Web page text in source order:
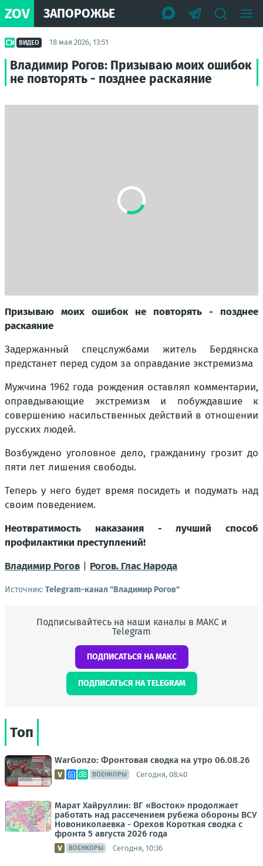
ZOV ЗАПОРОЖЬЕ
ВИДЕО 18 мая 2026, 13:51
Владимир Рогов: Призываю моих ошибок
не повторять - позднее раскаяние
Призываю моих ошибок не повторять - позднее
раскаяние
Задержанный спецслужбами житель Бердянска
предстанет перед судом за оправдание экстремизма
Мужчина 1962 года рождения оставлял комментарии,
оправдывающие экстремизм и побуждавшие к
совершению насильственных действий в отношении
русских людей.
Возбуждено уголовное дело, гражданину грозит до
пяти лет лишения свободы.
Теперь у него будет время посидеть и подумать над
своим поведением.
Неотвратимость наказания - лучший способ
профилактики преступлений!
Владимир Рогов
Рогов. Глас Народа
Источник: Telegram-канал "Владимир Рогов"
Подписывайтесь на наши каналы в МАКС и
Telegram
ПОДПИСАТЬСЯ НА МАКС
ПОДПИСАТЬСЯ НА TELEGRAM
Топ
WarGonzo: Фронтовая сводка на утро 06.08.26
ВОЕНКОРЫ Сегодня, 08:40
Марат Хайруллин: ВГ «Восток» продолжает
работать над рассечением рубежа обороны ВСУ
Новониколаевка - Орехов Короткая сводка с
фронта 5 августа 2026 года
ВОЕНКОРЫ Сегодня, 10:36